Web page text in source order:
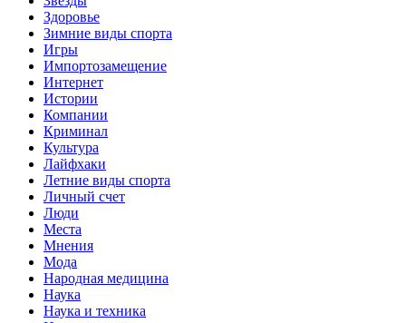
Здоровье
Зимние виды спорта
Игры
Импортозамещение
Интернет
Истории
Компании
Криминал
Культура
Лайфхаки
Летние виды спорта
Личный счет
Люди
Места
Мнения
Мода
Народная медицина
Наука
Наука и техника